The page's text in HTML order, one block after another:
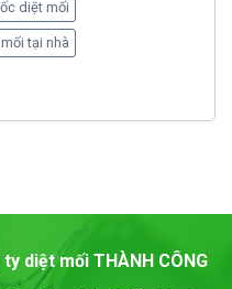
diệt mối
tại nhà
ty diệt mối THÀNH CÔNG